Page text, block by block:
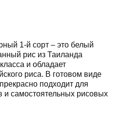
1-й сорт – это белый
рис из Таиланда
и обладает
риса. В готовом виде
подходит для
и самостоятельных рисовых